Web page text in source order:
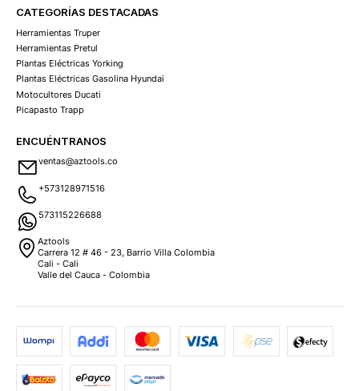
CATEGORÍAS DESTACADAS
Herramientas Truper
Herramientas Pretul
Plantas Eléctricas Yorking
Plantas Eléctricas Gasolina Hyundai
Motocultores Ducati
Picapasto Trapp
ENCUÉNTRANOS
ventas@aztools.co
+573128971516
573115226688
Aztools
Carrera 12 # 46 - 23, Barrio Villa Colombia
Cali - Cali
Valle del Cauca - Colombia